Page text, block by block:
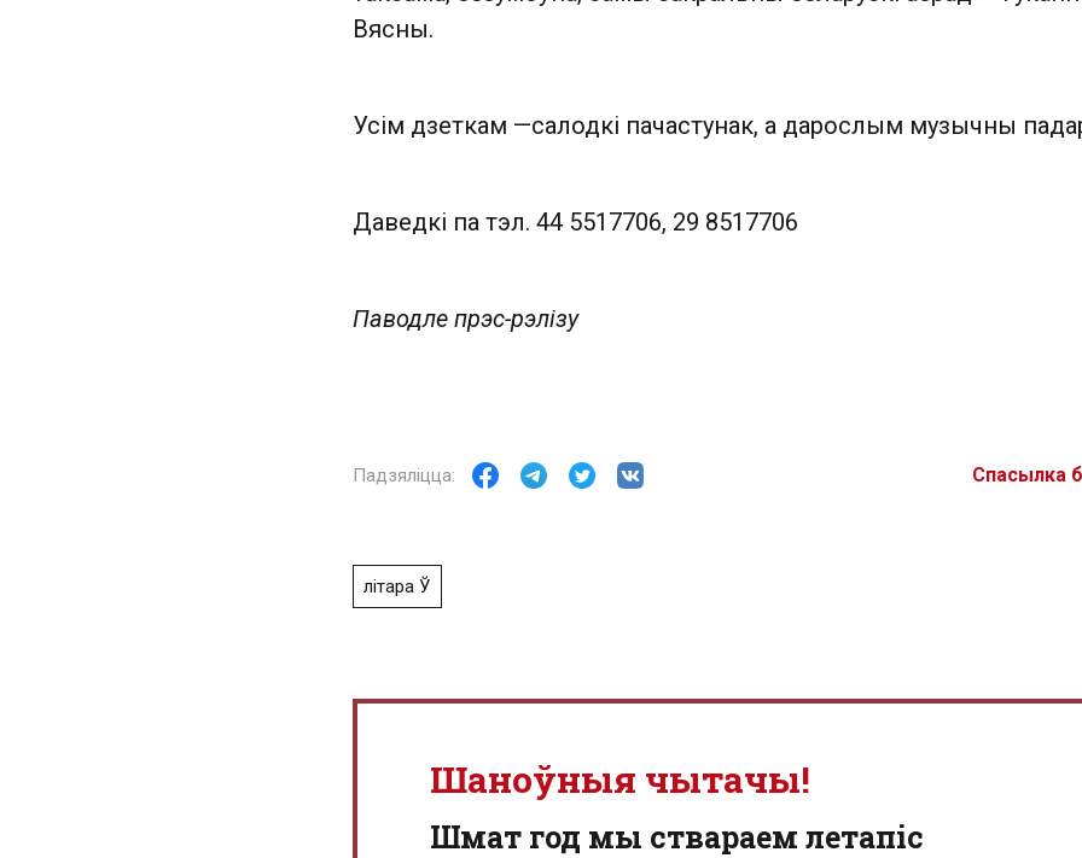
Вясны.
Усім дзеткам —салодкі пачастунак, а дарослым музычны
Даведкі па тэл. 44 5517706, 29 8517706
Паводле прэс-рэлізу
Спасылка
літара Ў
Шаноўныя чытачы!
Шмат год мы ствараем летапіс